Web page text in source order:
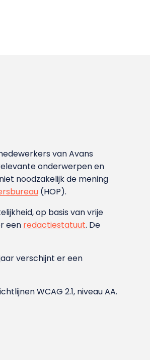
van Avans
onderwerpen en
noodzakelijk de mening
(HOP).
op basis van vrije
een redactiestatuut. De
verschijnt er een
WCAG 2.1, niveau AA.